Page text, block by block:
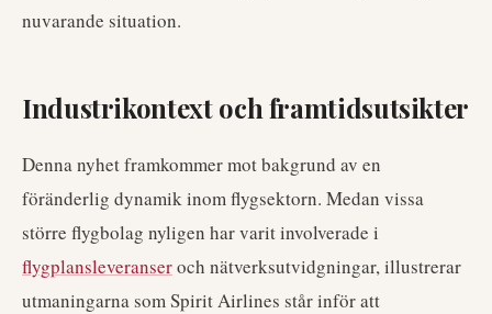
nuvarande situation.
Industrikontext och framtidsutsikter
Denna nyhet framkommer mot bakgrund av en
föränderlig dynamik inom flygsektorn. Medan vissa
större flygbolag nyligen har varit involverade i
flygplansleveranseroch nätverksutvidgningar, illustrerar
utmaningarna som Spirit Airlines står inför att